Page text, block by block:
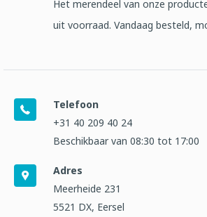
Het merendeel van onze
uit voorraad. Vandaag besteld,
Telefoon
+31 40 209 40 24
Beschikbaar van 08:30 tot 17:00
Adres
Meerheide 231
5521 DX, Eersel